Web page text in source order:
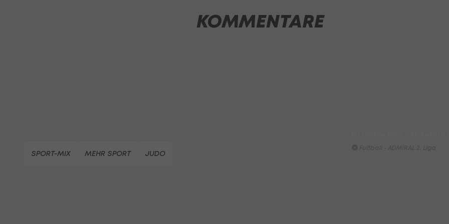
KOMMENTARE
SPORT-MIX MEHR SPORT JUDO